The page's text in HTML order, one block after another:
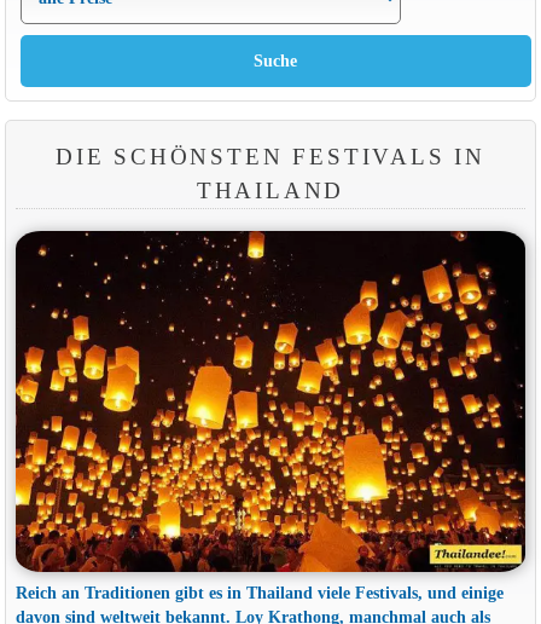
DIE SCHÖNSTEN FESTIVALS IN
THAILAND
Reich an Traditionen gibt es in Thailand viele Festivals, und einige
davon sind weltweit bekannt. Loy Krathong, manchmal auch als